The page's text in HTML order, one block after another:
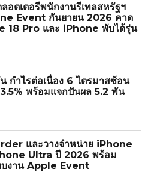
ลอตเตอรีพนักงานรีเทลสหรัฐฯ
Event กันยายน 2026 คาด
18 Pro และ iPhone พับได้รุ่น
กำไรต่อเนื่อง 6 ไตรมาสซ้อน
พร้อมแจกปันผล 5.2 พัน
และวางจำหน่าย iPhone
Ultra ปี 2026 พร้อม
บงาน Apple Event